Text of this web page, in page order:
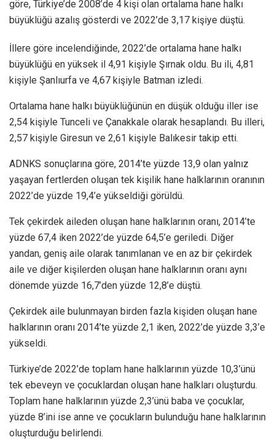
göre, Türkiye’de 2008’de 4 kişi olan ortalama hane halkı
büyüklüğü azalış gösterdi ve 2022’de 3,17 kişiye düştü.
İllere göre incelendiğinde, 2022’de ortalama hane halkı
büyüklüğü en yüksek il 4,91 kişiyle Şırnak oldu. Bu ili, 4,81
kişiyle Şanlıurfa ve 4,67 kişiyle Batman izledi.
Ortalama hane halkı büyüklüğünün en düşük olduğu iller ise
2,54 kişiyle Tunceli ve Çanakkale olarak hesaplandı. Bu illeri,
2,57 kişiyle Giresun ve 2,61 kişiyle Balıkesir takip etti.
ADNKS sonuçlarına göre, 2014’te yüzde 13,9 olan yalnız
yaşayan fertlerden oluşan tek kişilik hane halklarının oranının
2022’de yüzde 19,4’e yükseldiği görüldü.
Tek çekirdek aileden oluşan hane halklarının oranı, 2014’te
yüzde 67,4 iken 2022’de yüzde 64,5’e geriledi. Diğer
yandan, geniş aile olarak tanımlanan ve en az bir çekirdek
aile ve diğer kişilerden oluşan hane halklarının oranı aynı
dönemde yüzde 16,7’den yüzde 12,8’e düştü.
Çekirdek aile bulunmayan birden fazla kişiden oluşan hane
halklarının oranı 2014’te yüzde 2,1 iken, 2022’de yüzde 3,3’e
yükseldi.
Türkiye’de 2022’de toplam hane halklarının yüzde 10,3’ünü
tek ebeveyn ve çocuklardan oluşan hane halkları oluşturdu.
Toplam hane halklarının yüzde 2,3’ünü baba ve çocuklar,
yüzde 8’ini ise anne ve çocukların bulunduğu hane halklarının
oluşturduğu belirlendi.